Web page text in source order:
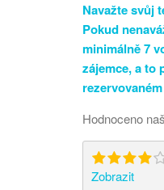
Navažte svůj
Pokud
minimálně 7
zájemce, a to
Hodnoceno
Zobrazit